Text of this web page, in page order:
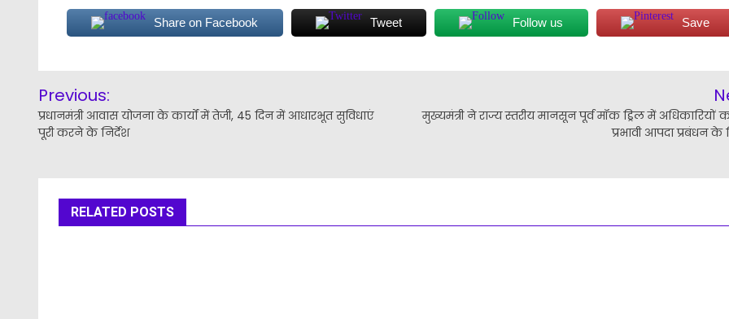
Share on Facebook Tweet Follow us Save
navigation
Previous:
प्रधानमंत्री आवास योजना के कार्यों में तेजी, 45 दिन में आधारभूत सुविधाएं
पूरी करने के निर्देश
मुख्यमंत्री ने राज्य स्तरीय मानसून पूर्व मॉक ड्रिल में अधिकारियों
प्रभावी आपदा प्रबंधन के
RELATED POSTS